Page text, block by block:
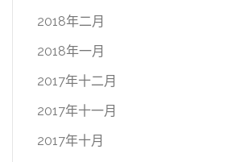
2018年二月
2018年一月
2017年十二月
2017年十一月
2017年十月